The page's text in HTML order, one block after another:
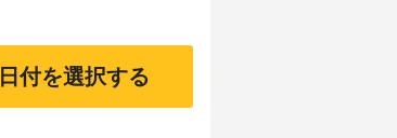
日付を選択する